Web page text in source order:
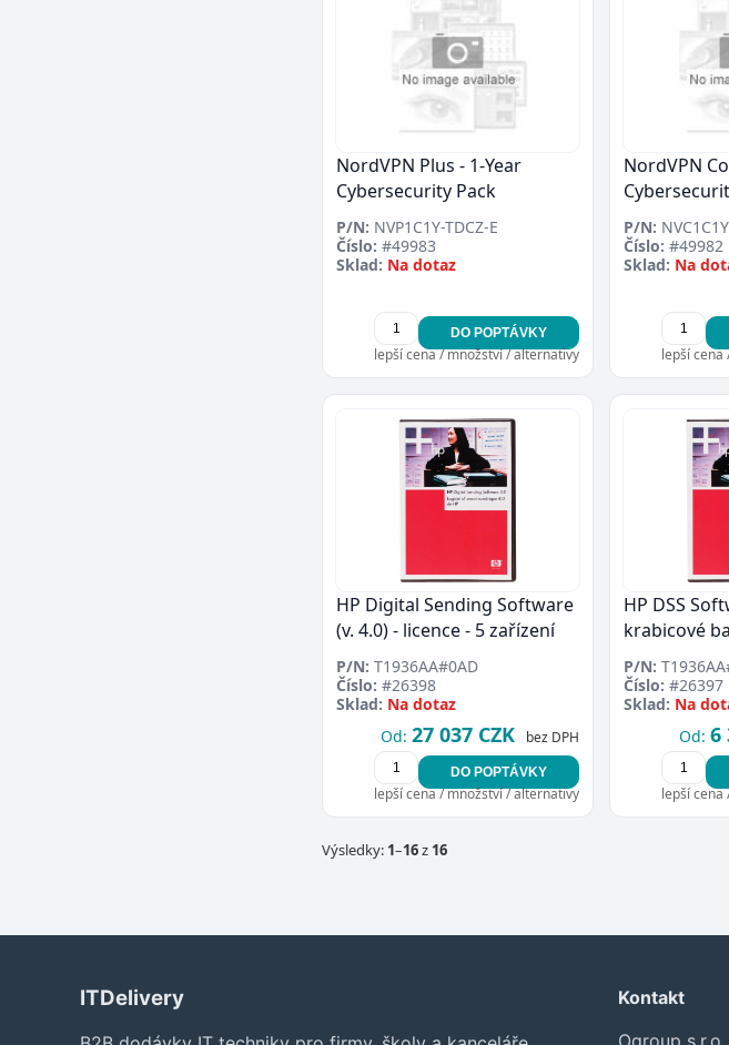
NordVPN Plus - 1-Year
Cybersecurity Pack
P/N: NVP1C1Y-TDCZ-E
Číslo: #49983
Sklad: Na dotaz
DO POPTÁVKY
lepší cena / množství / alternativy
NordVPN
P/N:
Číslo: #49982
Sklad: Na
lepší
HP Digital Sending Software
(v. 4.0) - licence - 5 zařízení
P/N: T1936AA#0AD
Číslo: #26398
Sklad: Na dotaz
Od: 27 037 CZK bez DPH
DO POPTÁVKY
lepší cena / množství / alternativy
HP DSS
krabicové
P/N:
Číslo: #26397
Sklad: Na
Od: 6
lepší
Výsledky: 1–16z 16
ITDelivery
Kontakt